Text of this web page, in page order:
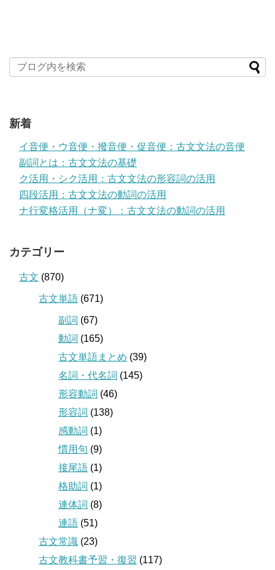
新着
イ音便・ウ音便・撥音便・促音便：古文文法の音便
副詞とは：古文文法の基礎
ク活用・シク活用：古文文法の形容詞の活用
四段活用：古文文法の動詞の活用
ナ行変格活用（ナ変）：古文文法の動詞の活用
カテゴリー
古文 (870)
古文単語 (671)
副詞 (67)
動詞 (165)
古文単語まとめ (39)
名詞・代名詞 (145)
形容動詞 (46)
形容詞 (138)
感動詞 (1)
慣用句 (9)
接尾語 (1)
格助詞 (1)
連体詞 (8)
連語 (51)
古文常識 (23)
古文教科書予習・復習 (117)